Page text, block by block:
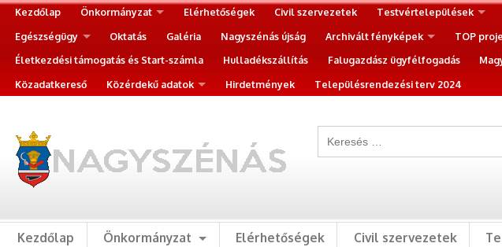
Kezdőlap Önkormányzat Elérhetőségek Civil szervezetek Testvértelepülések
Egészségügy
Oktatás Galéria Nagyszénás újság Archivált fényképek TOP
Életkezdési támogatás és Start-számla
Hulladékszállítás Falugazdász ügyfélfogadás
Közadatkereső
Közérdekű adatok Hirdetmények Településrendezési terv 2024
Kezdőlap Önkormányzat Elérhetőségek Civil szervezetek